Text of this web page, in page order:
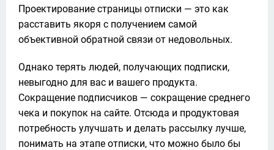
Проектирование страницы отписки — это как
расставить якоря с получением самой
объективной обратной связи от недовольных.
Однако терять людей, получающих подписки,
невыгодно для вас и вашего продукта.
Сокращение подписчиков — сокращение среднего
чека и покупок на сайте. Отсюда и продуктовая
потребность улучшать и делать рассылку лучше,
понимать на этапе отписки, что можно было бы